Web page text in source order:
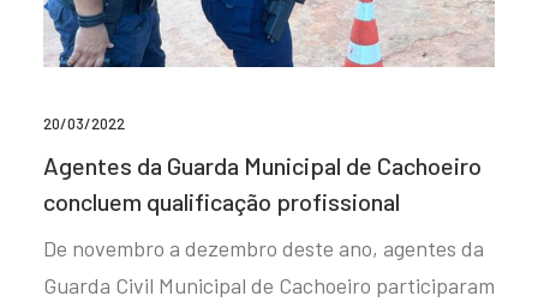
20/03/2022
Agentes da Guarda Municipal de Cachoeiro
concluem qualificação profissional
De novembro a dezembro deste ano, agentes da
Guarda Civil Municipal de Cachoeiro participaram